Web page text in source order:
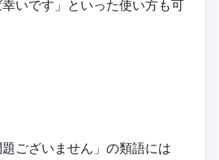
いです」といった使い方も可
題ございません」の類語には